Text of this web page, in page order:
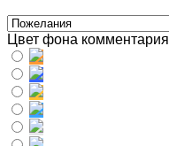
Цвет фона комментария